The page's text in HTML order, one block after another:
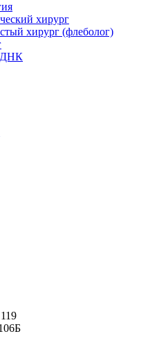
хирург
хирург (флеболог)
ДНК